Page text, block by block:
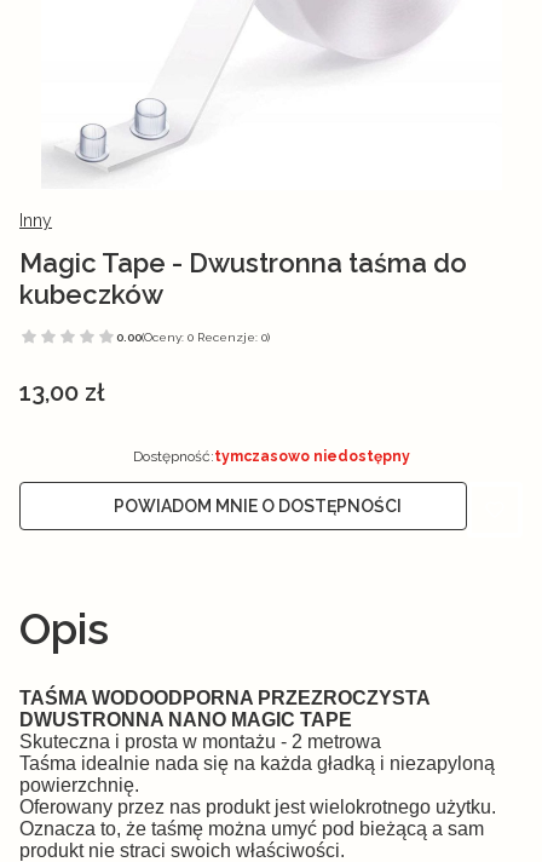
Inny
Magic Tape - Dwustronna taśma do
kubeczków
0.00(Oceny: 0 Recenzje: 0)
Cena
13,00 zł
Dostępność:tymczasowo niedostępny
POWIADOM MNIE O DOSTĘPNOŚCI
Opis
TAŚMA WODOODPORNA PRZEZROCZYSTA
DWUSTRONNA NANO MAGIC TAPE
Skuteczna i prosta w montażu - 2 metrowa
Taśma idealnie nada się na każda gładką i niezapyloną
powierzchnię.
Oferowany przez nas produkt jest wielokrotnego użytku.
Oznacza to, że taśmę można umyć pod bieżącą a sam
produkt nie straci swoich właściwości.